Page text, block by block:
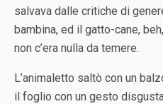
salvava dalle critiche di
bambina, ed il gatto-cane,
non c’era nulla da temere.
L’animaletto saltò con un
il foglio con un gesto